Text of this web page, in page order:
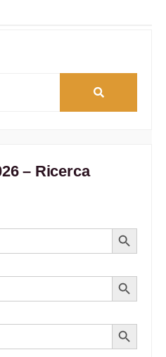
– Ricerca
Search
Button
Search
Button
Search
Button